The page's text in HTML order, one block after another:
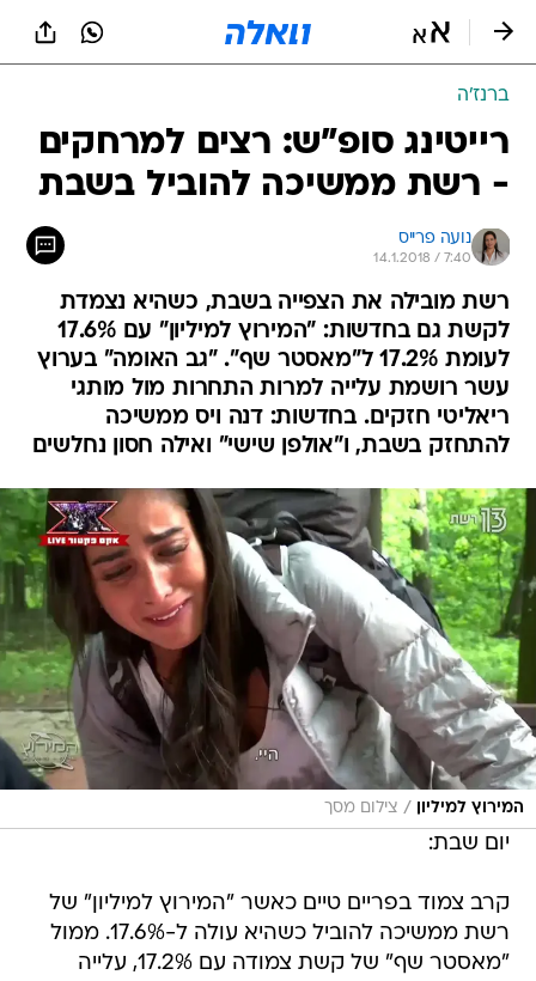
ברנז'ה
רייטינג סופ"ש: רצים למרחקים
- רשת ממשיכה להוביל בשבת
נועה פרייס
14.1.2018 / 7:40
רשת מובילה את הצפייה בשבת, כשהיא נצמדת
לקשת גם בחדשות: "המירוץ למיליון" עם 17.6%
לעומת 17.2% ל"מאסטר שף". "גב האומה" בערוץ
עשר רושמת עלייה למרות התחרות מול מותגי
ריאליטי חזקים. בחדשות: דנה ויס ממשיכה
להתחזק בשבת, ו"אולפן שישי" ואילה חסון נחלשים
המירוץ למיליון / צילום מסך
יום שבת:
קרב צמוד בפריים טיים כאשר "המירוץ למיליון" של
רשת ממשיכה להוביל כשהיא עולה ל-17.6%. ממול
"מאסטר שף" של קשת צמודה עם 17.2%, עלייה